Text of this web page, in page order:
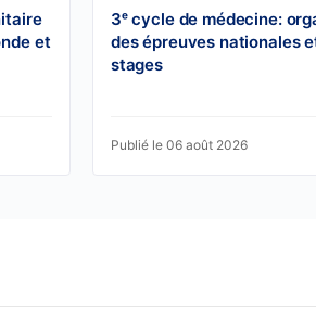
et
3ᵉ cycle de médecine:
des épreuves nationales
stages
Publié le 06 août 2026